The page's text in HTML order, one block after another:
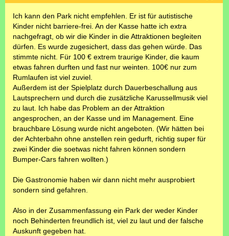
Ich kann den Park nicht empfehlen. Er ist für autistische
Kinder nicht barriere-frei. An der Kasse hatte ich extra
nachgefragt, ob wir die Kinder in die Attraktionen begleiten
dürfen. Es wurde zugesichert, dass das gehen würde. Das
stimmte nicht. Für 100 € extrem traurige Kinder, die kaum
etwas fahren durften und fast nur weinten. 100€ nur zum
Rumlaufen ist viel zuviel.
Außerdem ist der Spielplatz durch Dauerbeschallung aus
Lautsprechern und durch die zusätzliche Karussellmusik viel
zu laut. Ich habe das Problem an der Attraktion
angesprochen, an der Kasse und im Management. Eine
brauchbare Lösung wurde nicht angeboten. (Wir hätten bei
der Achterbahn ohne anstellen rein gedurft, richtig super für
zwei Kinder die soetwas nicht fahren können sondern
Bumper-Cars fahren wollten.)
Die Gastronomie haben wir dann nicht mehr ausprobiert
sondern sind gefahren.
Also in der Zusammenfassung ein Park der weder Kinder
noch Behinderten freundlich ist, viel zu laut und der falsche
Auskunft gegeben hat.